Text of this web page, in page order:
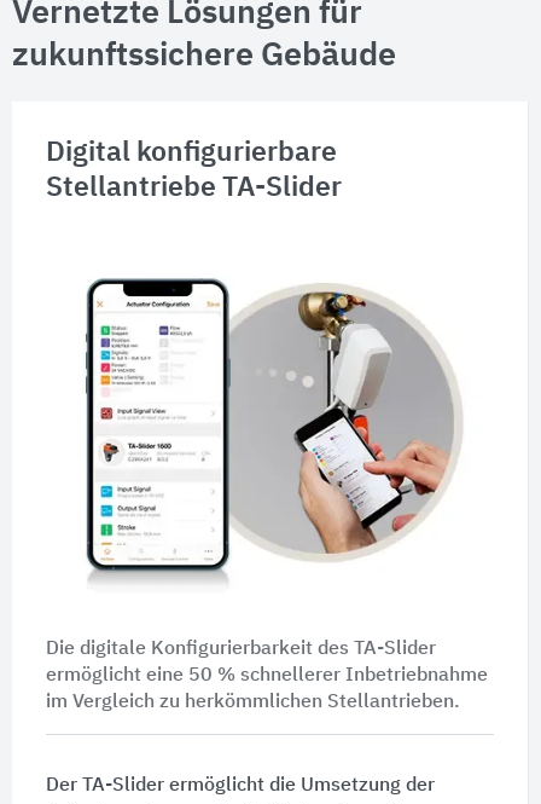
Vernetzte Lösungen für
zukunftssichere Gebäude
Digital konfigurierbare
Stellantriebe TA-Slider
Die digitale Konfigurierbarkeit des TA-Slider
ermöglicht eine 50 % schnellerer Inbetriebnahme
im Vergleich zu herkömmlichen Stellantrieben.
Der TA-Slider ermöglicht die Umsetzung der